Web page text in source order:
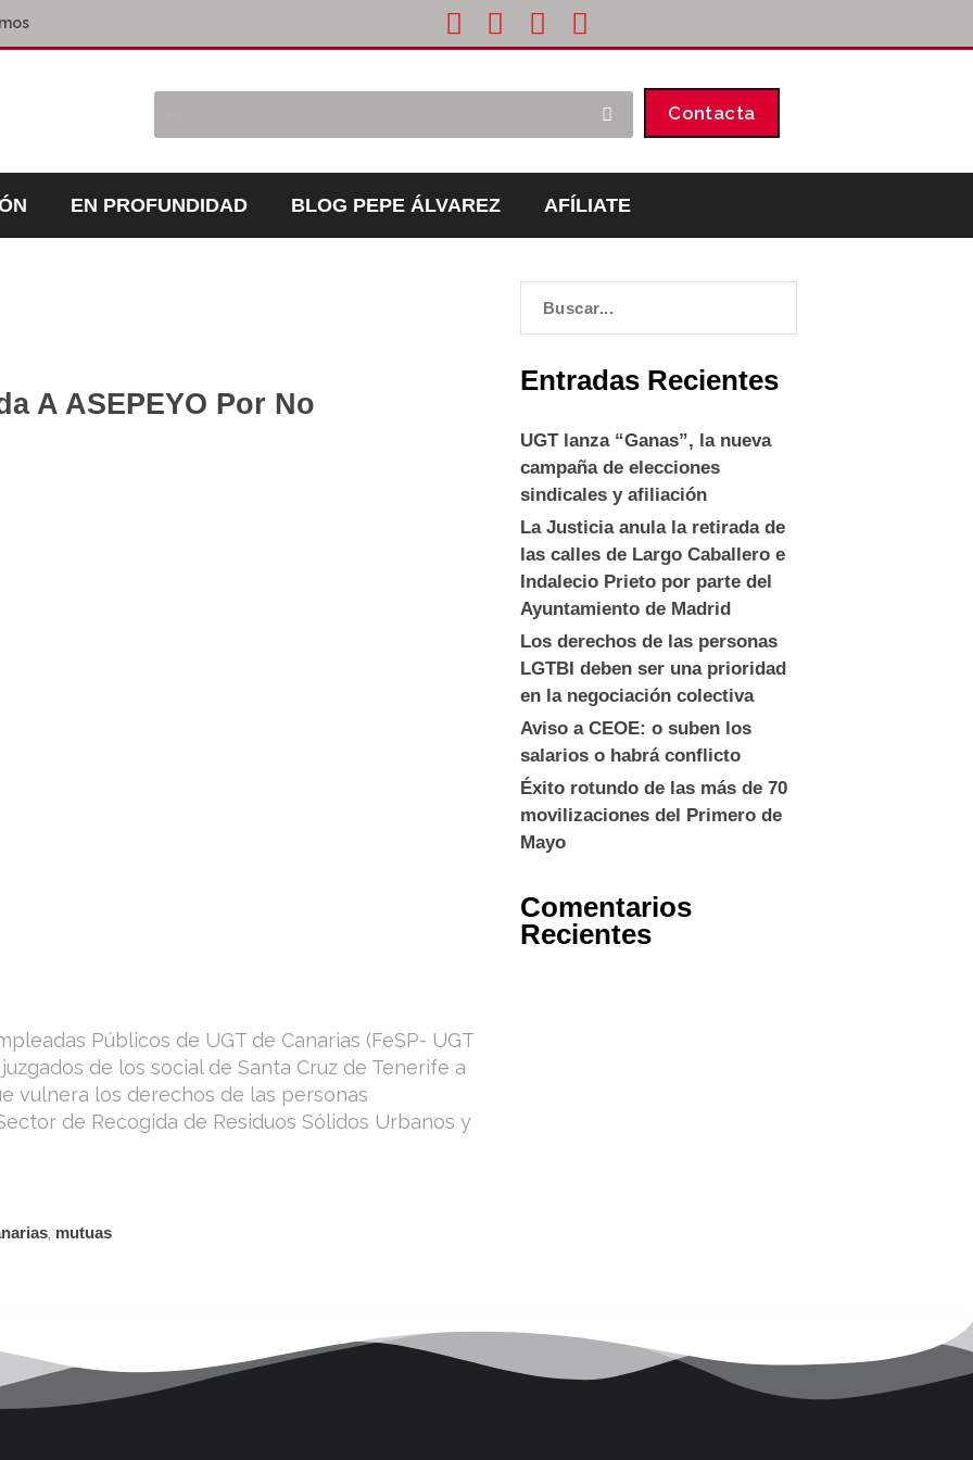
Contacta
EN PROFUNDIDAD BLOG PEPE ÁLVAREZ AFÍLIATE
A ASEPEYO Por No
Públicos de UGT de Canarias (FeSP- UGT
de los social de Santa Cruz de Tenerife a
vulnera los derechos de las personas
de Recogida de Residuos Sólidos Urbanos y
, mutuas
Entradas Recientes
UGT lanza “Ganas”, la nueva
campaña de elecciones
sindicales y afiliación
La Justicia anula la retirada de
las calles de Largo Caballero e
Indalecio Prieto por parte del
Ayuntamiento de Madrid
Los derechos de las personas
LGTBI deben ser una prioridad
en la negociación colectiva
Aviso a CEOE: o suben los
salarios o habrá conflicto
Éxito rotundo de las más de 70
movilizaciones del Primero de
Mayo
Comentarios
Recientes